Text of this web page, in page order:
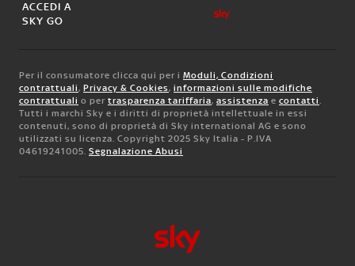
ACCEDI A
SKY GO
Per il consumatore clicca qui per i Moduli, Condizioni
contrattuali, Privacy & Cookies, informazioni sulle modifiche
contrattuali o per trasparenza tariffaria, assistenza e contatti.
Tutti i marchi Sky e i diritti di proprietà intellettuale in essi
contenuti, sono di proprietà di Sky international AG e sono
utilizzati su licenza. Copyright 2025 Sky Italia - P.IVA
04619241005. Segnalazione Abusi